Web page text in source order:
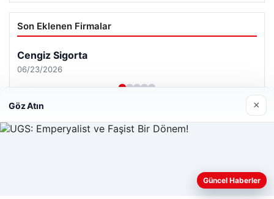
Son Eklenen Firmalar
Web sitemizi nasıl kullandığınızı daha iyi anlayabilmek,
deneyiminizi kişiselleştirmek ve geliştirmek amacıyla çerezler
Göz Atın ×
Güncel Haberler